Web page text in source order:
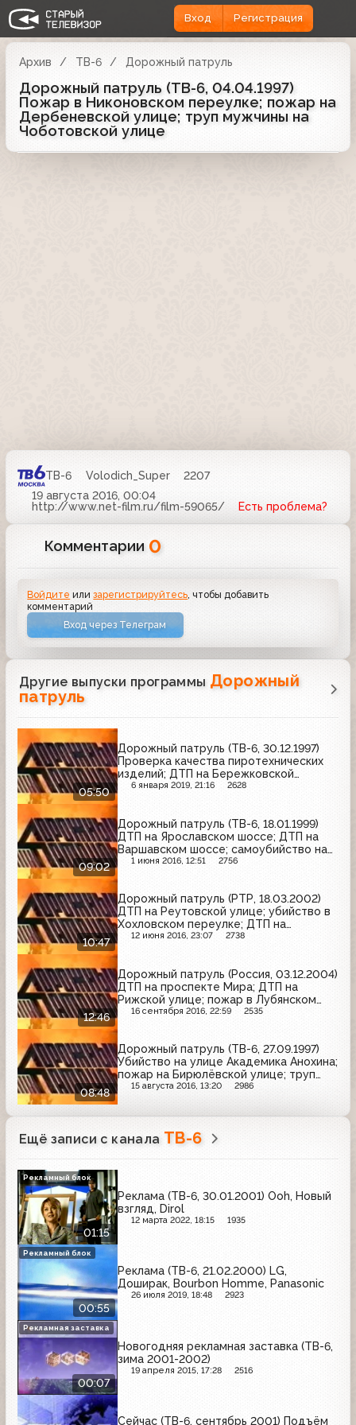
Вход Регистрация
Архив ТВ-6 Дорожный патруль
Дорожный патруль (ТВ-6, 04.04.1997)
Пожар в Никоновском переулке; пожар на
Дербеневской улице; труп мужчины на
Чоботовской улице
ТВ-6 Volodich_Super
2207
19 августа 2016, 00:04
http://www.net-film.ru/film-59065/
Есть проблема?
Комментарии 0
Войдите илизарегистрируйтесь , чтобы добавить
комментарий
Вход через Телеграм
Другие выпуски программы Дорожный
патруль
05:50
Дорожный патруль (ТВ-6, 30.12.1997)
Проверка качества пиротехнических
изделий; ДТП на Бережковской
набережной; пожар в
6 января 2019, 21:16 2628
09:02
Дорожный патруль (ТВ-6, 18.01.1999)
ДТП на Ярославском шоссе; ДТП на
Варшавском шоссе; самоубийство на
улице Габричевского
1 июня 2016, 12:51 2756
10:47
Дорожный патруль (РТР, 18.03.2002)
ДТП на Реутовской улице; убийство в
Хохловском переулке; ДТП на
Варшавском шоссе
12 июня 2016, 23:07 2738
12:46
Дорожный патруль (Россия, 03.12.2004)
ДТП на проспекте Мира; ДТП на
Рижской улице; пожар в Лубянском
проезде; ДТП на Бутырской улице
16 сентября 2016, 22:59 2535
08:48
Дорожный патруль (ТВ-6, 27.09.1997)
Убийство на улице Академика Анохина;
пожар на Бирюлёвской улице; труп
мужчины в районе Борисовских
15 августа 2016, 13:20 2986
Ещё записи с канала ТВ-6
01:15
Реклама (ТВ-6, 30.01.2001) Ooh, Новый
взгляд, Dirol
12 марта 2022, 18:15 1935
Рекламный блок
00:55
Реклама (ТВ-6, 21.02.2000) LG,
Доширак, Bourbon Homme, Panasonic
26 июля 2019, 18:48 2923
Рекламный блок
00:07
Новогодняя рекламная заставка (ТВ-6,
зима 2001-2002)
19 апреля 2015, 17:28 2516
Рекламная заставка
Сейчас (ТВ-6, сентябрь 2001) Подъём